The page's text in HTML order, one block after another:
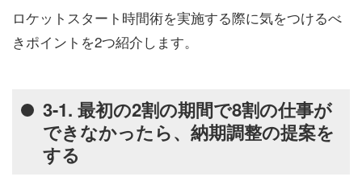
ロケットスタート時間術を実施する際に気をつけるべ
きポイントを2つ紹介します。
3-1. 最初の2割の期間で8割の仕事が
できなかったら、納期調整の提案を
する